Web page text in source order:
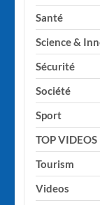
Santé
Science &
Sécurité
Société
Sport
TOP VIDEOS
Tourism
Videos